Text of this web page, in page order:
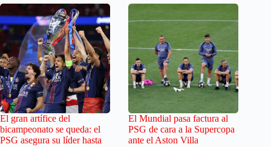
El gran artífice del
bicampeonato se queda: el
PSG asegura su líder hasta
El Mundial pasa factura al
PSG de cara a la Supercopa
ante el Aston Villa